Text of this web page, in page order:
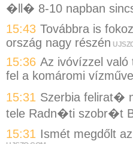
�ll� 8-10 napban
15:43 Továbbra is
ország nagy részén
15:36 Az ivóvízzel
fel a komáromi
15:31 Szerbia felirat�
tele Radn�ti szobr�t
15:31 Ismét megdőlt